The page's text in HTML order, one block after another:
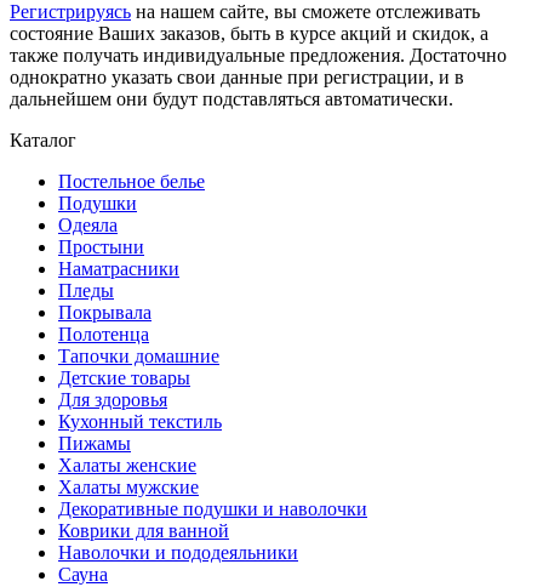
Регистрируясь на нашем сайте, вы сможете отслеживать
состояние Ваших заказов, быть в курсе акций и скидок, а
также получать индивидуальные предложения. Достаточно
однократно указать свои данные при регистрации, и в
дальнейшем они будут подставляться автоматически.
Каталог
Постельное белье
Подушки
Одеяла
Простыни
Наматрасники
Пледы
Покрывала
Полотенца
Тапочки домашние
Детские товары
Для здоровья
Кухонный текстиль
Пижамы
Халаты женские
Халаты мужские
Декоративные подушки и наволочки
Коврики для ванной
Наволочки и пододеяльники
Сауна